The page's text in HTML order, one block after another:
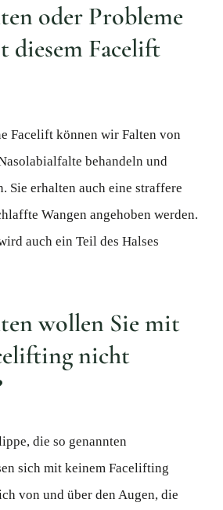
oder Probleme
diesem Facelift
Facelift können wir Falten von
behandeln und
Sie erhalten auch eine straffere
Wangen angehoben werden.
auch ein Teil des Halses
wollen Sie mit
nicht
die so genannten
sich mit keinem Facelifting
von und über den Augen, die